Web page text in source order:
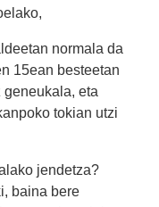
normala da
15ean besteetan
geneukala, eta
tokian utzi
jendetza?
baina bere